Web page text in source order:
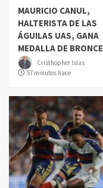
MAURICIO CANUL,
HALTERISTA DE LAS
ÁGUILAS UAS, GANA
MEDALLA DE BRONCE
Cristhopher Islas
57 minutos hace